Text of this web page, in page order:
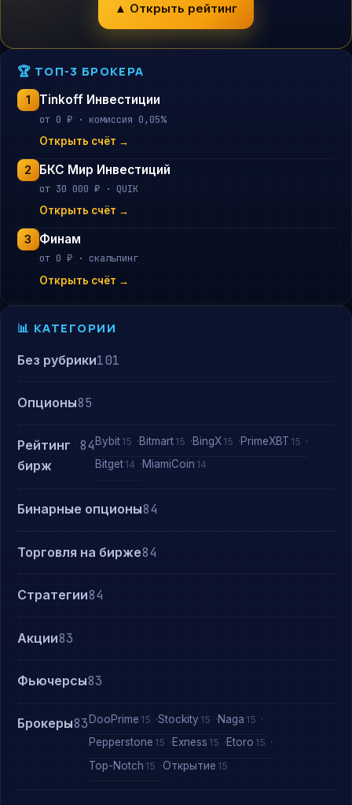
▲ Открыть рейтинг
🏆 ТОП-3 БРОКЕРА
1 Tinkoff Инвестиции
от 0 ₽ · комиссия 0,05%
Открыть счёт →
2 БКС Мир Инвестиций
от 30 000 ₽ · QUIK
Открыть счёт →
3 Финам
от 0 ₽ · скальпинг
Открыть счёт →
📊 КАТЕГОРИИ
Без рубрики101
Опционы85
Рейтинг
бирж
84 Bybit 15 Bitmart 15 BingX 15 PrimeXBT 15
Bitget 14 MiamiCoin 14
Бинарные опционы84
Торговля на бирже84
Стратегии84
Акции83
Фьючерсы83
Брокеры83 DooPrime 15 Stockity 15 Naga 15
Pepperstone 15 Exness 15 Etoro 15
Top-Notch 15 Открытие 15